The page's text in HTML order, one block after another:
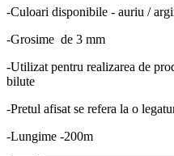
-Culoari disponibile - auriu /
-Grosime de 3 mm
-Utilizat pentru realizarea de
bilute
-Pretul afisat se refera la o
-Lungime -200m